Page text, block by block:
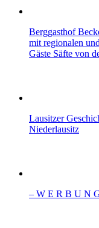
Berggasthof
mit regionalen
Gäste Säfte von
Lausitzer
Niederlausitz
– W Ε R Β U Ν